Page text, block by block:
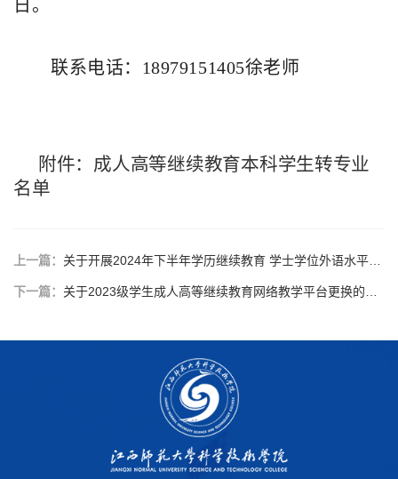
日。
联系电话： 18979151405徐老师
附件： 成人高等继续教育本科学生转专业
名单
上一篇： 关于开展2024年下半年学历继续教育 学士学位外语水平考试报名的通知
下一篇： 关于2023级学生成人高等继续教育网络教学平台更换的通知